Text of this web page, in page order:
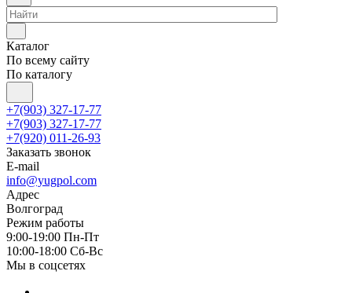
Каталог
По всему сайту
По каталогу
+7(903) 327-17-77
+7(903) 327-17-77
+7(920) 011-26-93
Заказать звонок
E-mail
info@yugpol.com
Адрес
Волгоград
Режим работы
9:00-19:00 Пн-Пт
10:00-18:00 Cб-Вс
Мы в соцсетях